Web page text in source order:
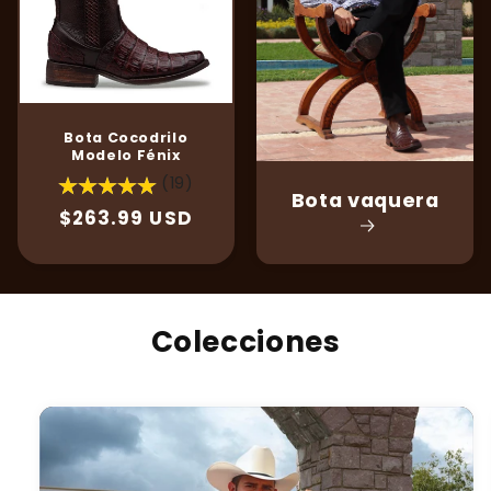
Bota Cocodrilo
Modelo Fénix
(19)
Precio
$263.99 USD
Bota vaquera
Colecciones